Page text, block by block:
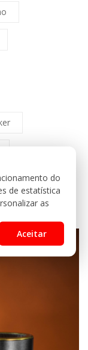
do
de estatística
as
Aceitar